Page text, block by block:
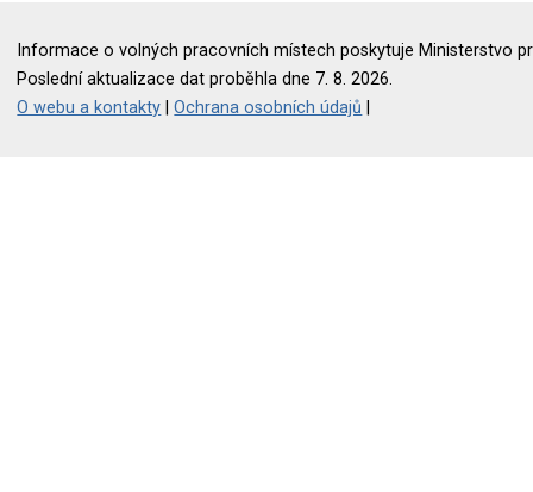
Informace o volných pracovních místech poskytuje Ministerstvo
Poslední aktualizace dat proběhla dne 7. 8. 2026.
O webu a kontakty |Ochrana osobních údajů